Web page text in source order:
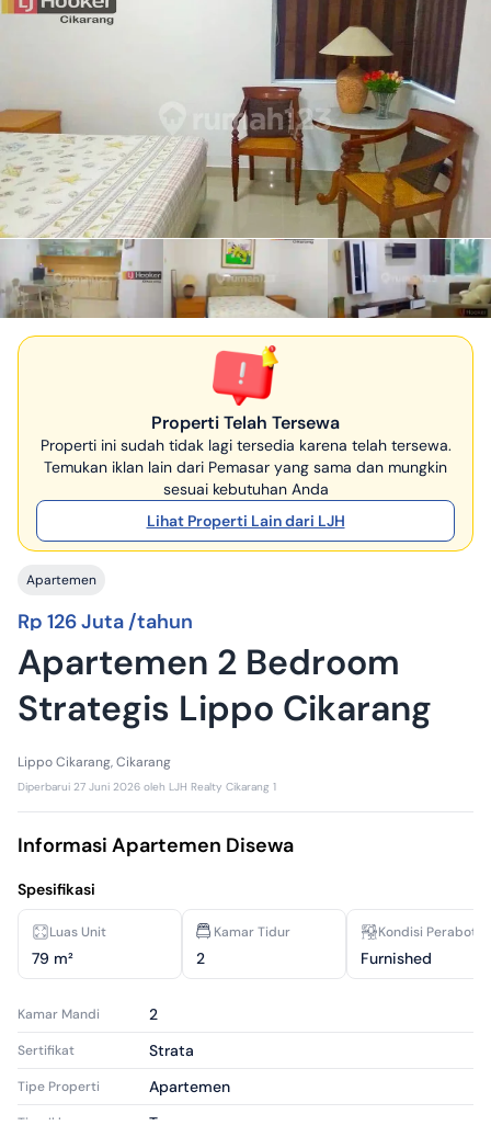
Properti Telah Tersewa
Properti ini sudah tidak lagi tersedia karena telah tersewa.
Temukan iklan lain dari Pemasar yang sama dan mungkin
sesuai kebutuhan Anda
Lihat Properti Lain dari LJH
Apartemen
Rp 126 Juta /tahun
Apartemen 2 Bedroom
Strategis Lippo Cikarang
Lippo Cikarang, Cikarang
Diperbarui 27 Juni 2026 oleh LJH Realty Cikarang 1
Informasi Apartemen Disewa
Spesifikasi
Luas Unit
79 m²
Kamar Tidur
2
Kondisi Perabotan
Furnished
Kamar Mandi 2
Sertifikat Strata
Tipe Properti Apartemen
Tipe Iklan Tersewa